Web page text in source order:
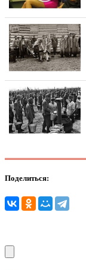
Поделиться: